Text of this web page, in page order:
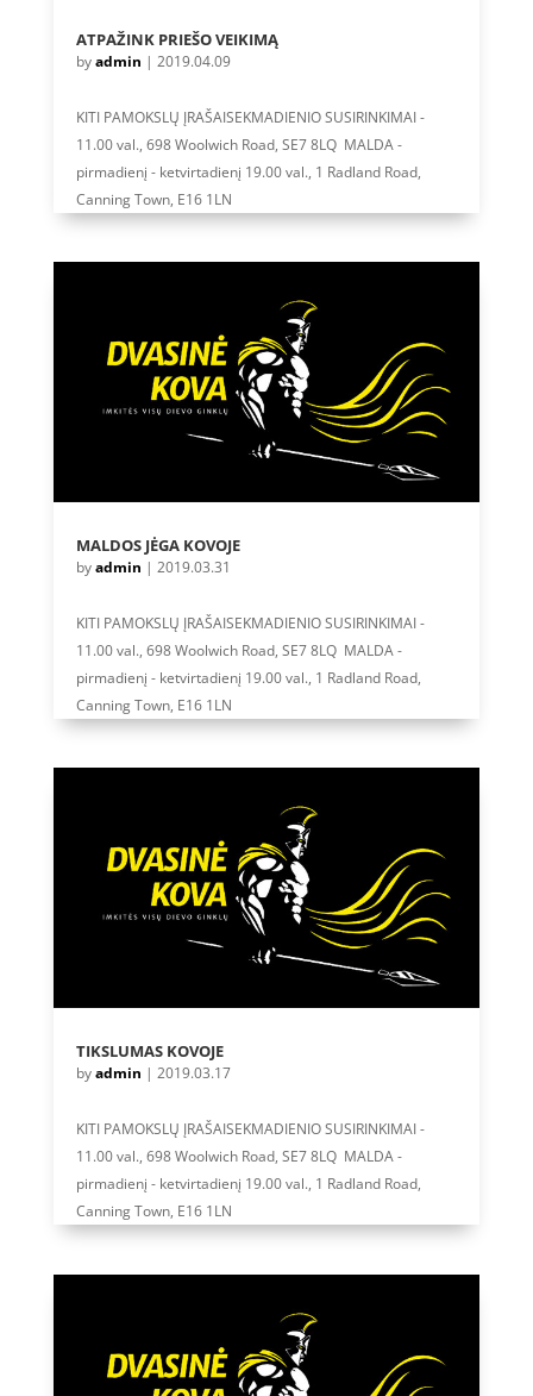
ATPAŽINK PRIEŠO VEIKIMĄ
byadmin | 2019.04.09
KITI PAMOKSLŲ ĮRAŠAISEKMADIENIO SUSIRINKIMAI -
11.00 val., 698 Woolwich Road, SE7 8LQ MALDA -
pirmadienį - ketvirtadienį 19.00 val., 1 Radland Road,
Canning Town, E16 1LN
MALDOS JĖGA KOVOJE
byadmin | 2019.03.31
KITI PAMOKSLŲ ĮRAŠAISEKMADIENIO SUSIRINKIMAI -
11.00 val., 698 Woolwich Road, SE7 8LQ MALDA -
pirmadienį - ketvirtadienį 19.00 val., 1 Radland Road,
Canning Town, E16 1LN
TIKSLUMAS KOVOJE
byadmin | 2019.03.17
KITI PAMOKSLŲ ĮRAŠAISEKMADIENIO SUSIRINKIMAI -
11.00 val., 698 Woolwich Road, SE7 8LQ MALDA -
pirmadienį - ketvirtadienį 19.00 val., 1 Radland Road,
Canning Town, E16 1LN